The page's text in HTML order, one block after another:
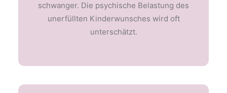
schwanger. Die psychische Belastung des
unerfüllten Kinderwunsches wird oft
unterschätzt.